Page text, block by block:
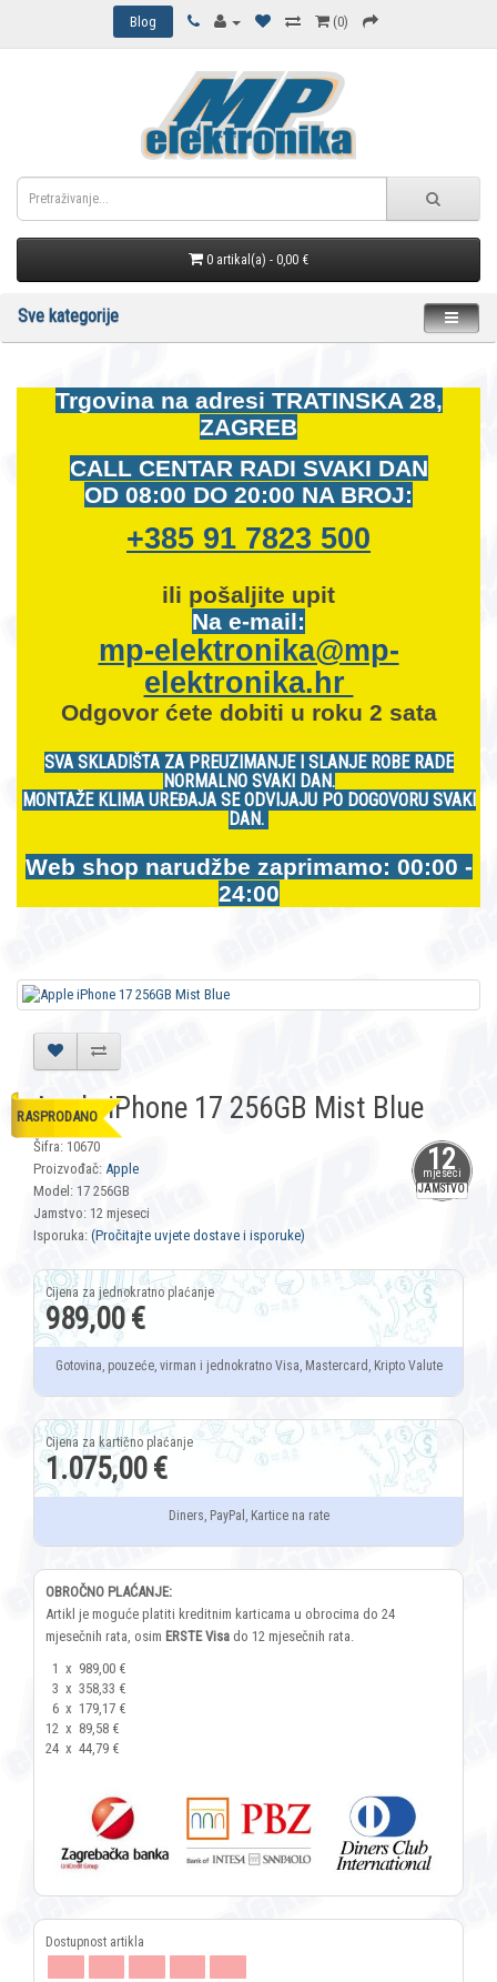
Blog (0)
0 artikal(a) - 0,00 €
Sve kategorije
Trgovina na adresi TRATINSKA 28,
ZAGREB
CALL CENTAR RADI SVAKI DAN
OD 08:00 DO 20:00 NA BROJ:
+385 91 7823 500
ili pošaljite upit
Na e-mail:
mp-elektronika@mp-
elektronika.hr
Odgovor ćete dobiti u roku 2 sata
SVA SKLADIŠTA ZA PREUZIMANJE I SLANJE ROBE RADE
NORMALNO SVAKI DAN.
MONTAŽE KLIMA UREĐAJA SE ODVIJAJU PO DOGOVORU SVAKI
DAN.
Web shop narudžbe zaprimamo: 00:00 -
24:00
12
mjeseci
JAMSTVO
RASPRODANO
Apple iPhone 17 256GB Mist Blue
Šifra: 10670
Proizvođač: Apple
Model: 17 256GB
Jamstvo: 12 mjeseci
Isporuka: (Pročitajte uvjete dostave i isporuke)
989,00 €
Gotovina, pouzeće, virman i jednokratno Visa, Mastercard, Kripto Valute
1.075,00 €
Diners, PayPal, Kartice na rate
OBROČNO PLAĆANJE:
Artikl je moguće platiti kreditnim karticama u obrocima do 24
mjesečnih rata, osim ERSTE Visa do 12 mjesečnih rata.
1 x 989,00 €
3 x 358,33 €
6 x 179,17 €
12 x 89,58 €
24 x 44,79 €